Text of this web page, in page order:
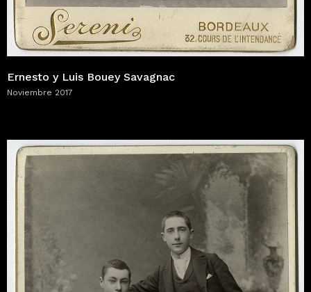
Ernesto y Luis Bouey Savagnac
Noviembre 2017